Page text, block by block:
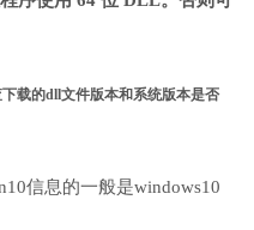
载的dll文件版本和系统版本是否
信息的一般是windows10